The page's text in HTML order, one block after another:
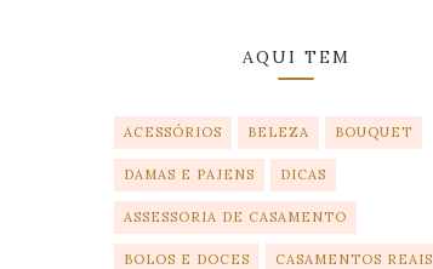
AQUI TEM
ACESSÓRIOS BELEZA BOUQUET
DAMAS E PAJENS DICAS
ASSESSORIA DE CASAMENTO
BOLOS E DOCES CASAMENTOS REAIS